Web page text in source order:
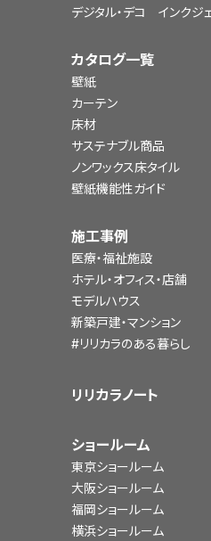
デジタル・デコ インクジ
カタログ一覧
壁紙
カーテン
床材
サステナブル商品
ノンワックス床タイル
壁紙機能性ガイド
施工事例
医療・福祉施設
ホテル・オフィス・店舗
モデルハウス
新築戸建・マンション
#リリカラのある暮らし
リリカラノート
ショールーム
東京ショールーム
大阪ショールーム
福岡ショールーム
横浜ショールーム